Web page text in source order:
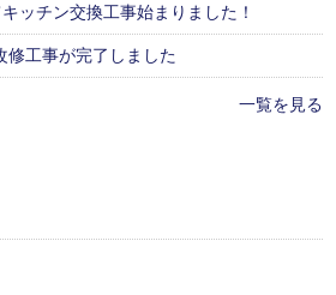
ッチン交換工事始まりました！
工事が完了しました
一覧を見る